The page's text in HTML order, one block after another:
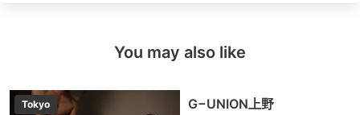
You may also like
Tokyo G−UNION上野